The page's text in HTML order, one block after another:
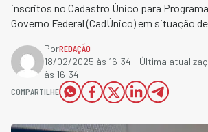
inscritos no Cadastro Único para
Governo Federal (CadÚnico) em situação
PorREDAÇÃO
18/02/2025 às 16:34 - Última
às 16:34
COMPARTILHE